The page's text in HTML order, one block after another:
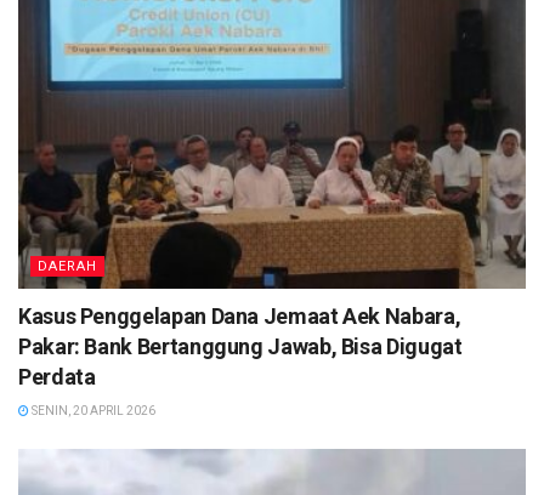
DAERAH
Kasus Penggelapan Dana Jemaat Aek Nabara,
Pakar: Bank Bertanggung Jawab, Bisa Digugat
Perdata
SENIN, 20 APRIL 2026